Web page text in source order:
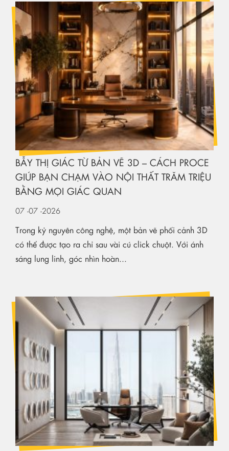
BẪY THỊ GIÁC TỪ BẢN VẼ 3D – CÁCH PROCE
GIÚP BẠN CHẠM VÀO NỘI THẤT TRĂM TRIỆU
BẰNG MỌI GIÁC QUAN
07 -07 -2026
Trong kỷ nguyên công nghệ, một bản vẽ phối cảnh 3D
có thể được tạo ra chỉ sau vài cú click chuột. Với ánh
sáng lung linh, góc nhìn hoàn...